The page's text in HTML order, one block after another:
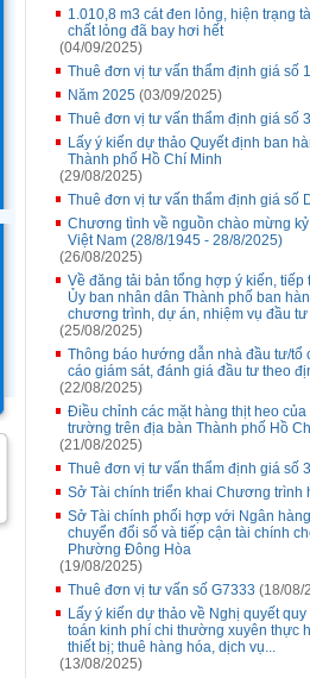
1.010,8 m3 cát đen lỏng, hiện trạng
chất lỏng đã bay hơi hết
(04/09/2025)
Thuê đơn vị tư vấn thẩm định giá số
Năm 2025 (03/09/2025)
Thuê đơn vị tư vấn thẩm định giá số
Lấy ý kiến dự thảo Quyết định ban
Thành phố Hồ Chí Minh
(29/08/2025)
Thuê đơn vị tư vấn thẩm định giá số
Chương tình về nguồn chào mừng
Việt Nam (28/8/1945 - 28/8/2025)
(26/08/2025)
Về đăng tải bản tổng hợp ý kiến,
Ủy ban nhân dân Thành phố ban
chương trình, dự án, nhiệm vụ đầu
(25/08/2025)
Thông báo hướng dẫn nhà đầu tư/
cáo giám sát, đánh giá đầu tư theo
(22/08/2025)
Điều chỉnh các mặt hàng thịt heo
trường trên địa bàn Thành phố Hồ
(21/08/2025)
Thuê đơn vị tư vấn thẩm định giá số
Sở Tài chính triển khai Chương trình
Sở Tài chính phối hợp với Ngân
chuyển đổi số và tiếp cận tài chính
Phường Đông Hòa
(19/08/2025)
Thuê đơn vị tư vấn số G7333 (18/08/
Lấy ý kiến dự thảo về Nghị quyết
toán kinh phí chi thường xuyên thực
thiết bị; thuê hàng hóa, dịch vụ...
(13/08/2025)